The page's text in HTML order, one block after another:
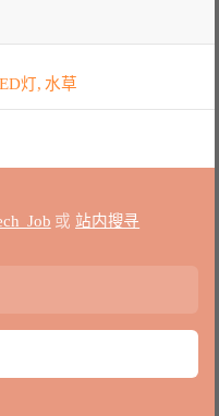
灯, 水草
或 站内搜寻